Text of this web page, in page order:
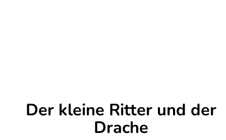
Der kleine Ritter und der
Drache